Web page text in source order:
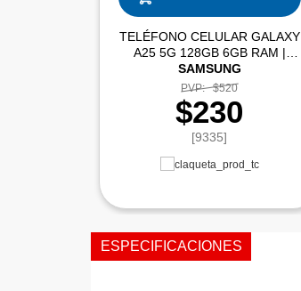
TELÉFONO CELULAR GALAXY
A25 5G 128GB 6GB RAM |
SAMSUNG
PVP: $520
$230
[9335]
ESPECIFICACIONES